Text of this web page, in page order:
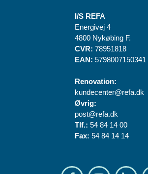
I/S REFA
Energivej 4
4800 Nykøbing F.
CVR: 78951818
EAN: 5798007150341
Renovation:
kundecenter@refa.dk
Øvrig:
post@refa.dk
Tlf.: 54 84 14 00
Fax: 54 84 14 14